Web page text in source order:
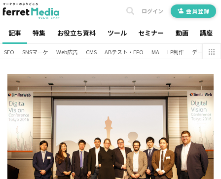
記事 特集 お役立ち資料 ツール セミナー 動画 講座
ログイン 会員登録
SEO SNSマーケ Web広告 CMS ABテスト・EFO MA LP制作 データ分析